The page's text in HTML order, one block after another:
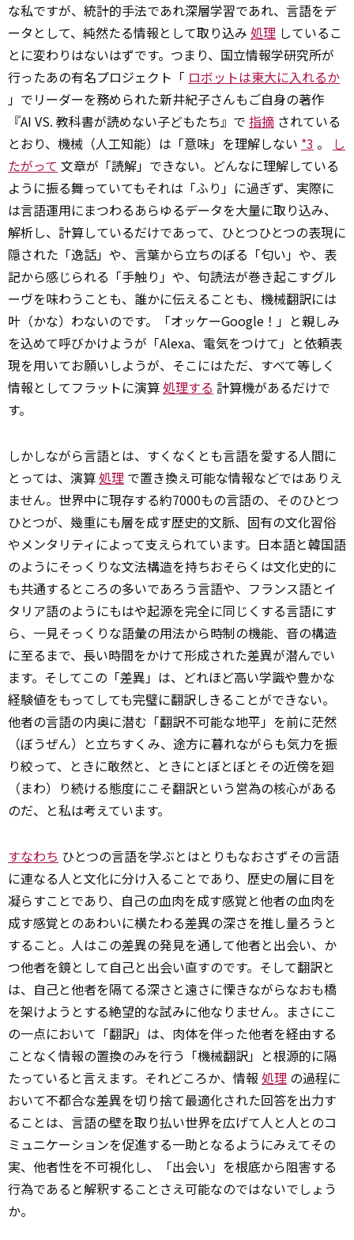
な私ですが、統計的手法であれ深層学習であれ、言語をデ
ータとして、純然たる情報として取り込み 処理 しているこ
とに変わりはないはずです。つまり、国立情報学研究所が
行ったあの有名プロジェクト「 ロボットは東大に入れるか
」でリーダーを務められた新井紀子さんもご自身の著作
『AI VS. 教科書が読めない子どもたち』で 指摘 されている
とおり、機械（人工知能）は「意味」を理解しない *3 。
し
たがって 文章が「読解」できない。どんなに理解している
ように振る舞っていてもそれは「ふり」に過ぎず、実際に
は言語運用にまつわるあらゆるデータを大量に取り込み、
解析し、計算しているだけであって、ひとつひとつの表現に
隠された「逸話」や、言葉から立ちのぼる「匂い」や、表
記から感じられる「手触り」や、句読法が巻き起こすグル
ーヴを味わうことも、誰かに伝えることも、機械翻訳には
叶（かな）わないのです。「オッケーGoogle！」と親しみ
を込めて呼びかけようが「Alexa、電気をつけて」と依頼表
現を用いてお願いしようが、そこにはただ、すべて等しく
情報としてフラットに演算処理する 計算機があるだけで
す。
しかしながら言語とは、すくなくとも言語を愛する人間に
とっては、演算処理 で置き換え可能な情報などではありえ
ません。世界中に現存する約7000もの言語の、そのひとつ
ひとつが、幾重にも層を成す歴史的文脈、固有の文化習俗
やメンタリティによって支えられています。日本語と韓国語
のようにそっくりな文法構造を持ちおそらくは文化史的に
も共通するところの多いであろう言語や、フランス語とイ
タリア語のようにもはや起源を完全に同じくする言語にす
ら、一見そっくりな語彙の用法から時制の機能、音の構造
に至るまで、長い時間をかけて形成された差異が潜んでい
ます。そしてこの「差異」は、どれほど高い学識や豊かな
経験値をもってしても完璧に翻訳しきることができない。
他者の言語の内奥に潜む「翻訳不可能な地平」を前に茫然
（ぼうぜん）と立ちすくみ、途方に暮れながらも気力を振
り絞って、ときに敢然と、ときにとぼとぼとその近傍を廻
（まわ）り続ける態度にこそ翻訳という営為の核心がある
のだ、と私は考えています。
すなわち ひとつの言語を学ぶとはとりもなおさずその言語
に連なる人と文化に分け入ることであり、歴史の層に目を
凝らすことであり、自己の血肉を成す感覚と他者の血肉を
成す感覚とのあわいに横たわる差異の深さを推し量ろうと
すること。人はこの差異の発見を通して他者と出会い、か
つ他者を鏡として自己と出会い直すのです。そして翻訳と
は、自己と他者を隔てる深さと遠さに慄きながらなおも橋
を架けようとする絶望的な試みに他なりません。まさにこ
の一点において「翻訳」は、肉体を伴った他者を経由する
ことなく情報の置換のみを行う「機械翻訳」と根源的に隔
たっていると言えます。それどころか、情報 処理 の過程に
おいて不都合な差異を切り捨て最適化された回答を出力す
ることは、言語の壁を取り払い世界を広げて人と人とのコ
ミュニケーションを促進する一助となるようにみえてその
実、他者性を不可視化し、「出会い」を根底から阻害する
行為であると解釈することさえ可能なのではないでしょう
か。